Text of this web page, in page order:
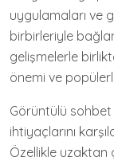
uygulamaları ve
birbirleriyle
gelişmelerle
önemi ve
Görüntülü
ihtiyaçlarını
Özellikle uzaktan